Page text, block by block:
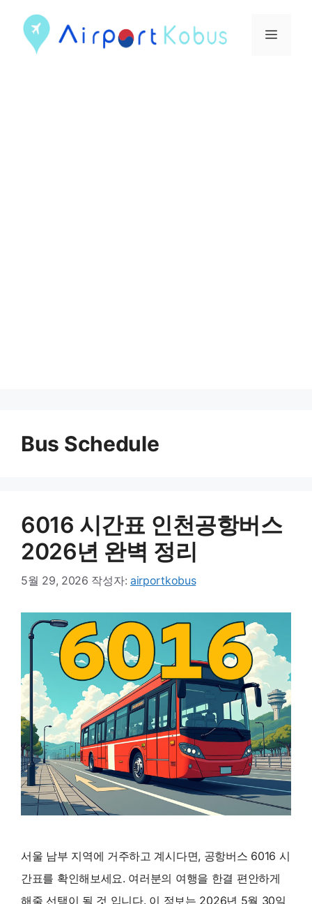
메
Bus Schedule
6016 시간표 인천공항버스
2026년 완벽 정리
5월 29, 2026 작성자: airportkobus
서울 남부 지역에 거주하고 계시다면, 공항버스 6016 시
간표를 확인해보세요. 여러분의 여행을 한결 편안하게
해줄 선택이 될 것 입니다. 이 정보는 2026년 5월 30일